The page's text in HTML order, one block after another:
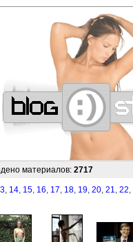
————————————
материалов: 2717
, 14, 15, 16, 17, 18, 19, 20, 21, 22,